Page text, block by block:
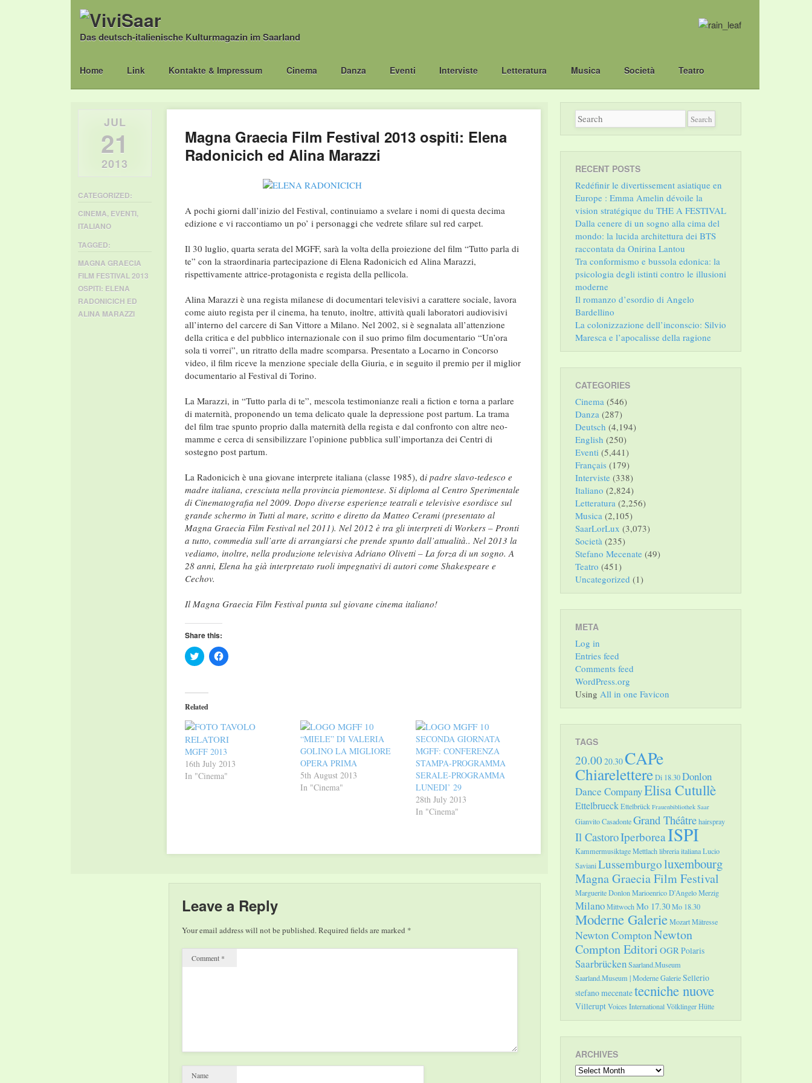
Das deutsch-italienische Kulturmagazin im Saarland
Main menu
Skip
Home Link Kontakte & Impressum Cinema Danza Eventi Interviste Letteratura Musica Società Teatro
Magna Graecia Film Festival 2013 ospiti: Elena
Radonicich ed Alina Marazzi
A pochi giorni dall’inizio del Festival, continuiamo a svelare i nomi di questa decima
edizione e vi raccontiamo un po’ i personaggi che vedrete sfilare sul red carpet.
Il 30 luglio, quarta serata del MGFF, sarà la volta della proiezione del film “Tutto parla di
te” con la straordinaria partecipazione di Elena Radonicich ed Alina Marazzi,
rispettivamente attrice-protagonista e regista della pellicola.
Alina Marazzi è una regista milanese di documentari televisivi a carattere sociale, lavora
come aiuto regista per il cinema, ha tenuto, inoltre, attività quali laboratori audiovisivi
all’interno del carcere di San Vittore a Milano. Nel 2002, si è segnalata all’attenzione
della critica e del pubblico internazionale con il suo primo film documentario “Un’ora
sola ti vorrei”, un ritratto della madre scomparsa. Presentato a Locarno in Concorso
video, il film riceve la menzione speciale della Giuria, e in seguito il premio per il miglior
documentario al Festival di Torino.
La Marazzi, in “Tutto parla di te”, mescola testimonianze reali a fiction e torna a parlare
di maternità, proponendo un tema delicato quale la depressione post partum. La trama
del film trae spunto proprio dalla maternità della regista e dal confronto con altre neo-
mamme e cerca di sensibilizzare l’opinione pubblica sull’importanza dei Centri di
sostegno post partum.
La Radonicich è una giovane interprete italiana (classe 1985), di padre slavo-tedesco e
madre italiana, cresciuta nella provincia piemontese. Si diploma al Centro Sperimentale
di Cinematografia nel 2009. Dopo diverse esperienze teatrali e televisive esordisce sul
grande schermo in Tutti al mare, scritto e diretto da Matteo Cerami (presentato al
Magna Graecia Film Festival nel 2011). Nel 2012 è tra gli interpreti di Workers – Pronti
a tutto, commedia sull’arte di arrangiarsi che prende spunto dall’attualità.. Nel 2013 la
vediamo, inoltre, nella produzione televisiva Adriano Olivetti – La forza di un sogno. A
28 anni, Elena ha già interpretato ruoli impegnativi di autori come Shakespeare e
Cechov.
Il Magna Graecia Film Festival punta sul giovane cinema italiano!
Share this:
Click
to
(Opens
in
new
Click
to
Related
MGFF 2013
16th July 2013
In "Cinema"
“MIELE” DI VALERIA
GOLINO LA MIGLIORE
OPERA PRIMA
5th August 2013
In "Cinema"
SECONDA GIORNATA
MGFF: CONFERENZA
STAMPA-PROGRAMMA
SERALE-PROGRAMMA
LUNEDI’ 29
28th July 2013
In "Cinema"
JUL
21
2013
CATEGORIZED:
CINEMA, EVENTI,
ITALIANO
TAGGED:
MAGNA GRAECIA
FILM FESTIVAL 2013
OSPITI: ELENA
RADONICICH ED
ALINA MARAZZI
Leave a Reply
Your email address will not be published.Required fields are marked *
Comment *
Name
RECENT POSTS
Redéfinir le divertissement asiatique en
Europe : Emma Amelin dévoile la
vision stratégique du THE A FESTIVAL
Dalla cenere di un sogno alla cima del
mondo: la lucida architettura dei BTS
raccontata da Onirina Lantou
Tra conformismo e bussola edonica: la
psicologia degli istinti contro le illusioni
moderne
Il romanzo d’esordio di Angelo
Bardellino
La colonizzazione dell’inconscio: Silvio
Maresca e l’apocalisse della ragione
CATEGORIES
Cinema (546)
Danza (287)
Deutsch (4,194)
English (250)
Eventi (5,441)
Français (179)
Interviste (338)
Italiano (2,824)
Letteratura (2,256)
Musica (2,105)
SaarLorLux (3,073)
Società (235)
Stefano Mecenate (49)
Teatro (451)
Uncategorized (1)
META
Log in
Entries feed
Comments feed
WordPress.org
Using All in one Favicon
TAGS
20.00 20.30CAPe
ChiarelettereDi 18.30Donlon
Dance CompanyElisa Cutullè
EttelbrueckEttelbrück Frauenbibliothek Saar
Gianvito CasadonteGrand Théâtrehairspray
Il CastoroIperboreaISPI
Kammermusiktage Mettlachlibreria italianaLucio
SavianiLussemburgoluxembourg
Magna Graecia Film Festival
Marguerite DonlonMarioenrico D'AngeloMerzig
MilanoMittwochMo 17.30Mo 18.30
Moderne GalerieMozartMätresse
Newton ComptonNewton
Compton Editori OGRPolaris
SaarbrückenSaarland.Museum
Saarland.Museum | Moderne GalerieSellerio
stefano mecenatetecniche nuove
VilleruptVoices InternationalVölklinger Hütte
ARCHIVES
Archives